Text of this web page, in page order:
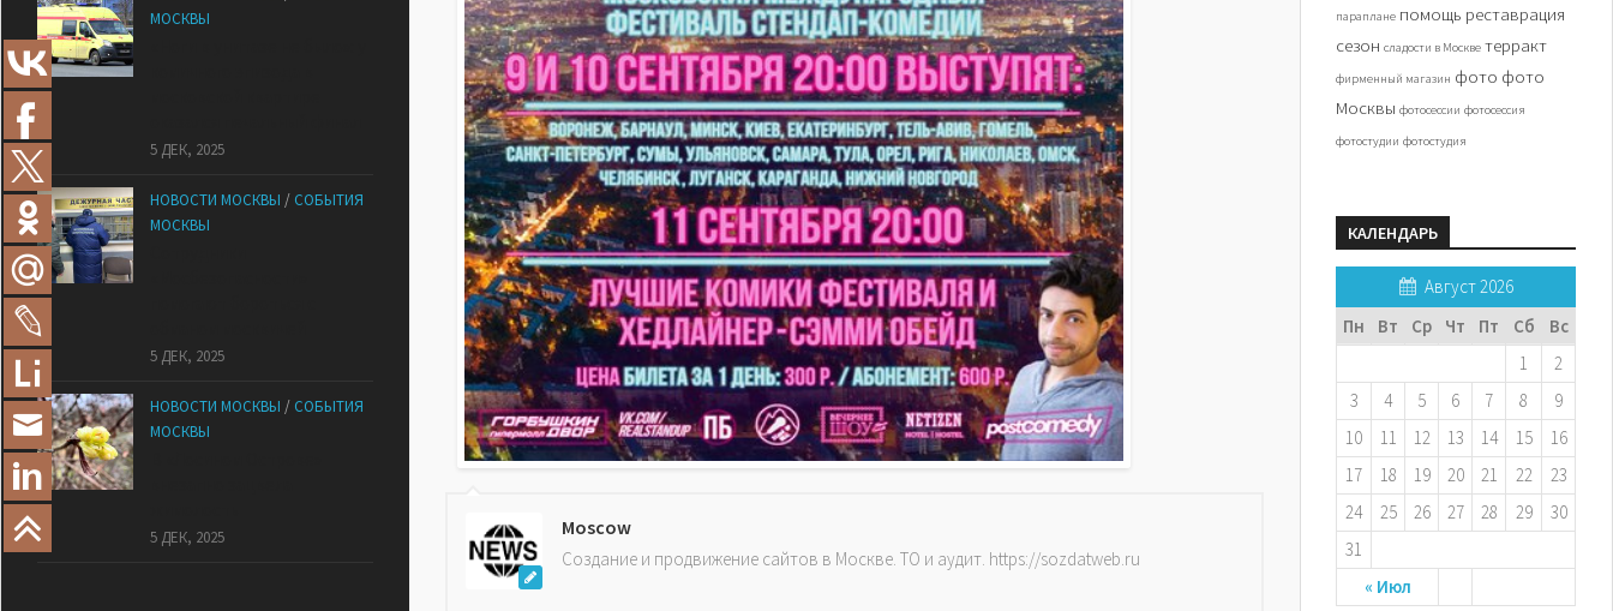
Moscow
Создание и продвижение сайтов в Москве. ТО и аудит. https://sozdatweb.ru
МОСКВЫ
5 ДЕК, 2025
НОВОСТИ МОСКВЫ / СОБЫТИЯ
МОСКВЫ
5 ДЕК, 2025
НОВОСТИ МОСКВЫ / СОБЫТИЯ
МОСКВЫ
5 ДЕК, 2025
параплане помощь реставрация
сезон сладости в Москве терракт
фирменный магазин фото фото
Москвы фотосессии фотосессия
фотостудии фотостудия
КАЛЕНДАРЬ
Август 2026
Пн
Вт Ср Чт Пт Сб Вс
« Июл
1
2
3
4 5 6 7 8
9
10
11 12 13 14 15
16
17
18 19 20 21 22
23
24
25 26 27 28 29
30
31